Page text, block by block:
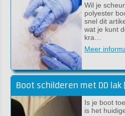
Wil je
polyester
snel dit
wat je kunt
kra…
Meer
Boot schilderen met DD lak
Is je boot
is het